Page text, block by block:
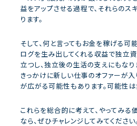
益をアップさせる過程で、それらのス
ります。
そして、何と言ってもお金を稼げる可
ログを生み出してくれる収益で独立
立つし、独立後の生活の支えにもなり
きっかけに新しい仕事のオファーが入
が広がる可能性もあります。可能性は
これらを総合的に考えて、やってみる
なら、ぜひチャレンジしてみてください